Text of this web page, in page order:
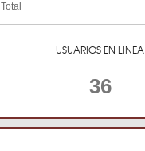
Total
USUARIOS EN LINEA
36